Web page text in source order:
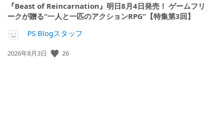
『Beast of Reincarnation』明日8月4日発売！ ゲームフリ
ークが贈る“一人と一匹のアクションRPG”【特集第3回】
PS Blogスタッフ
公
2026年8月3日 26